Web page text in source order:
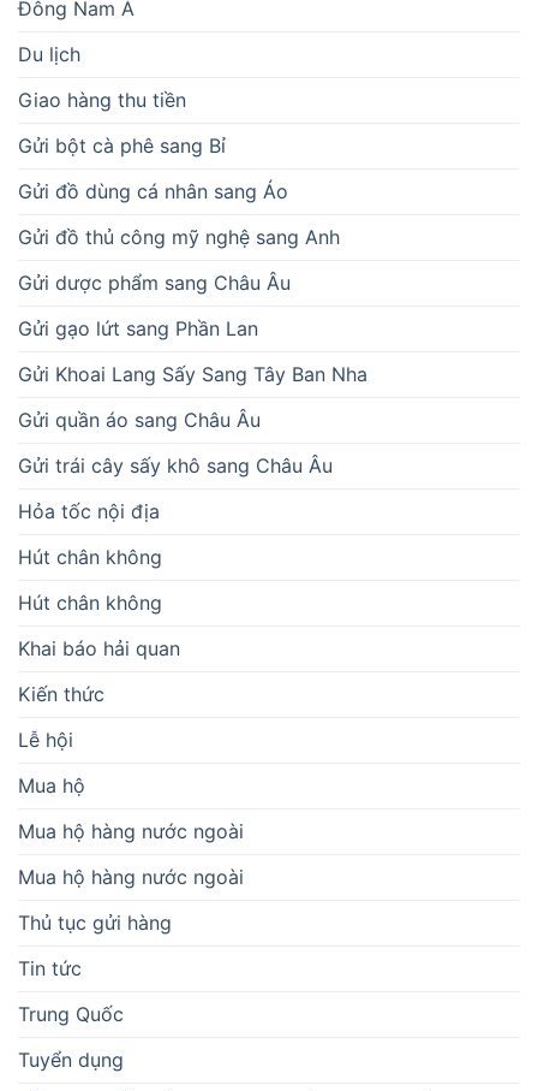
Đông Nam Á
Du lịch
Giao hàng thu tiền
Gửi bột cà phê sang Bỉ
Gửi đồ dùng cá nhân sang Áo
Gửi đồ thủ công mỹ nghệ sang Anh
Gửi dược phẩm sang Châu Âu
Gửi gạo lứt sang Phần Lan
Gửi Khoai Lang Sấy Sang Tây Ban Nha
Gửi quần áo sang Châu Âu
Gửi trái cây sấy khô sang Châu Âu
Hỏa tốc nội địa
Hút chân không
Hút chân không
Khai báo hải quan
Kiến thức
Lễ hội
Mua hộ
Mua hộ hàng nước ngoài
Mua hộ hàng nước ngoài
Thủ tục gửi hàng
Tin tức
Trung Quốc
Tuyển dụng